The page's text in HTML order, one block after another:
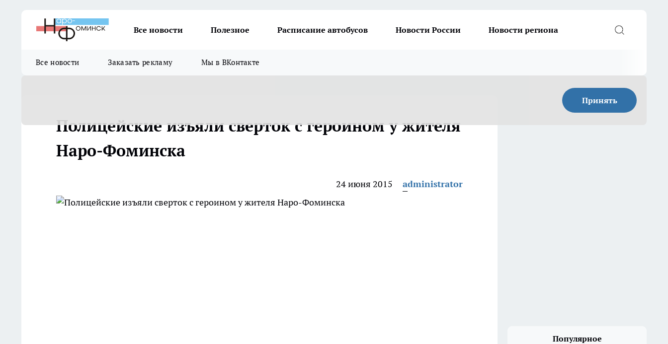
Все новости Полезное Расписание автобусов Новости России Новости региона
Все новости Заказать рекламу Мы в ВКонтакте
Принять
Полицейские изъяли сверток с героином у жителя
Наро-Фоминска
24 июня 2015 administrator
Популярное